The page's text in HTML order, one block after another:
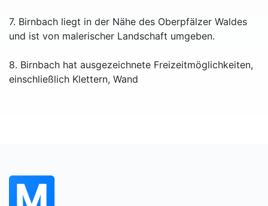
7. Birnbach liegt in der Nähe des Oberpfälzer Waldes
und ist von malerischer Landschaft umgeben.
8. Birnbach hat ausgezeichnete Freizeitmöglichkeiten,
einschließlich Klettern, Wand